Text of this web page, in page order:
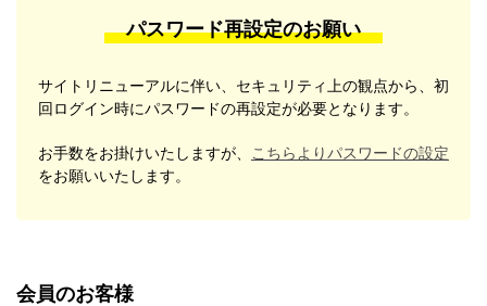
パスワード再設定のお願い
サイトリニューアルに伴い、セキュリティ上の観点から、初
回ログイン時にパスワードの再設定が必要となります。
お手数をお掛けいたしますが、
こちらよりパスワードの設定
をお願いいたします。
会員のお客様